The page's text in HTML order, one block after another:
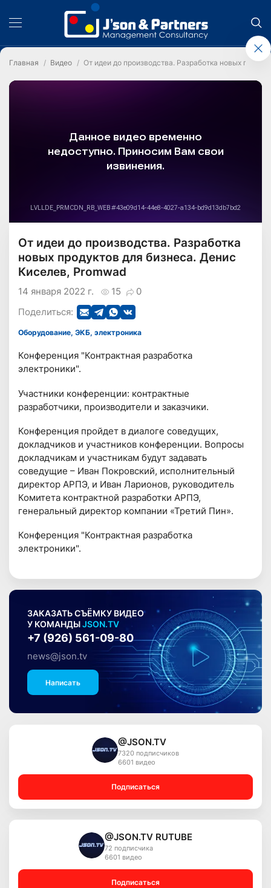
Главная Видео От идеи до производства. Разработка новых
От идеи до производства. Разработка
новых продуктов для бизнеса. Денис
Киселев, Promwad
15 0
14 января 2022 г.
Поделиться:
Оборудование, ЭКБ, электроника
Конференция "Контрактная разработка
электроники".
Участники конференции: контрактные
разработчики, производители и заказчики.
Конференция пройдет в диалоге соведущих,
докладчиков и участников конференции. Вопросы
докладчикам и участникам будут задавать
соведущие – Иван Покровский, исполнительный
директор АРПЭ, и Иван Ларионов, руководитель
Комитета контрактной разработки АРПЭ,
генеральный директор компании «Третий Пин».
Конференция "Контрактная разработка
электроники".
ЗАКАЗАТЬ СЪЁМКУ ВИДЕО
У КОМАНДЫJSON.TV
+7 (926) 561-09-80
news@json.tv
Написать
@JSON.TV
7320 подписчиков
6601 видео
Подписаться
@JSON.TV RUTUBE
72 подписчика
6601 видео
Подписаться